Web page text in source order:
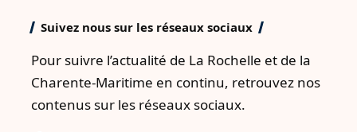
Suivez nous sur les réseaux sociaux
Pour suivre l’actualité de La Rochelle et de la
Charente-Maritime en continu, retrouvez nos
contenus sur les réseaux sociaux.